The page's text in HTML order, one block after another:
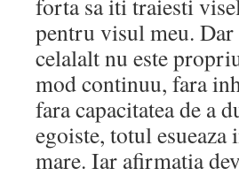
forta sa iti traiesti
pentru visul meu. Dar
celalalt nu este
mod continuu, fara
fara capacitatea de a
egoiste, totul
mare. Iar afirmatia